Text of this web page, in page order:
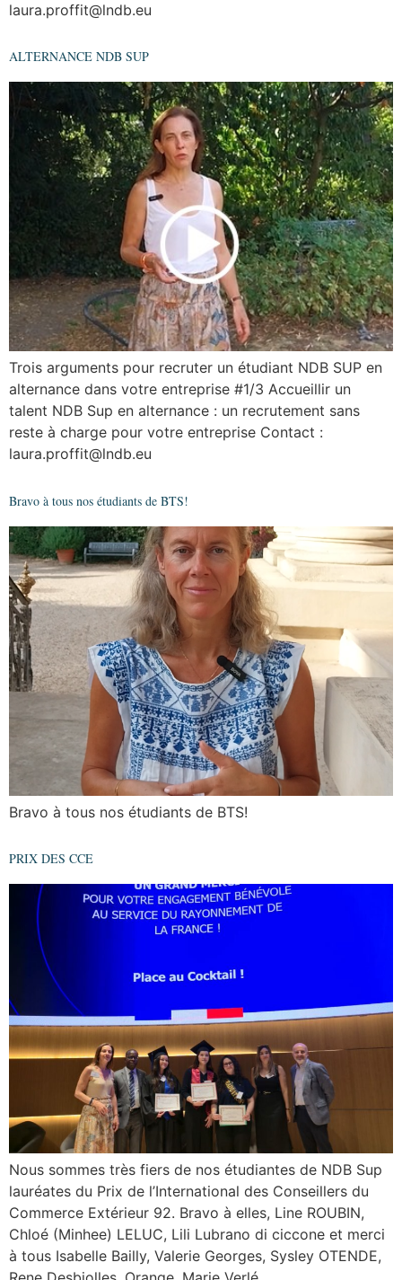
laura.proffit@lndb.eu
ALTERNANCE NDB SUP
Trois arguments pour recruter un étudiant NDB SUP en
alternance dans votre entreprise #1/3 Accueillir un
talent NDB Sup en alternance : un recrutement sans
reste à charge pour votre entreprise Contact :
laura.proffit@lndb.eu
Bravo à tous nos étudiants de BTS!
Bravo à tous nos étudiants de BTS!
PRIX DES CCE
Nous sommes très fiers de nos étudiantes de NDB Sup
lauréates du Prix de l’International des Conseillers du
Commerce Extérieur 92. Bravo à elles, Line ROUBIN,
Chloé (Minhee) LELUC, Lili Lubrano di ciccone et merci
à tous Isabelle Bailly, Valerie Georges, Sysley OTENDE,